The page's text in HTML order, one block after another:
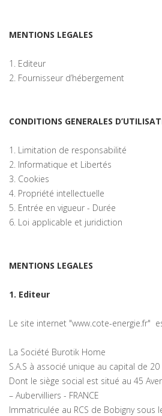
MENTIONS LEGALES
1. Editeur
2. Fournisseur d’hébergement
CONDITIONS GENERALES
1. Limitation de responsabilité
2. Informatique et Libertés
3. Cookies
4. Propriété intellectuelle
5. Entrée en vigueur - Durée
6. Loi applicable et juridiction
MENTIONS LEGALES
1. Editeur
Le site internet "www.cote-energie.fr"
La Société Burotik Home
S.A.S à associé unique au capital de 20
Dont le siège social est situé au 45
– Aubervilliers - FRANCE
Immatriculée au RCS de Bobigny sous